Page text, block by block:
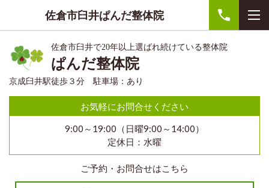
佐倉市臼井ぱんだ整体院
佐倉市臼井で20年以上選ばれ続けている整体院
ぱんだ整体院
京成臼井駅徒歩３分 駐車場：あり
お気軽にお問合せください
9:00～19:00（日曜9:00～14:00）
定休日：水曜
ご予約・お問合せはこちら